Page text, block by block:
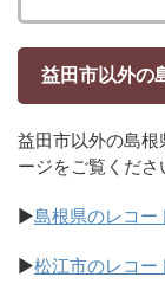
益田市以外の
益田市以外の島
ージをご覧くださ
▶島根県のレコー
▶松江市のレコー